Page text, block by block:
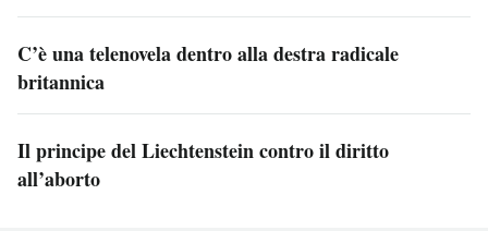
C’è una telenovela dentro alla destra radicale
britannica
Il principe del Liechtenstein contro il diritto
all’aborto